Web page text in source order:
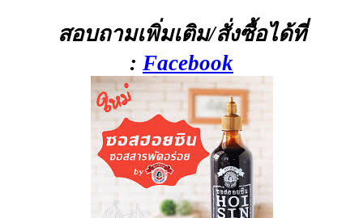
สอบถามเพิ่มเติม/สั่งซื้อได้ที่
: Facebook